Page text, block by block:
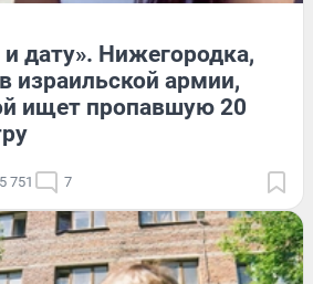
дату». Нижегородка,
израильской армии,
ищет пропавшую 20
5 751 7